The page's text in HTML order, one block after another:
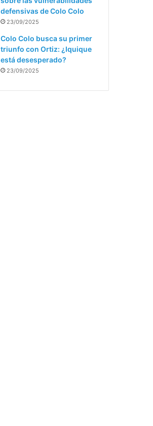
defensivas de Colo Colo
23/09/2025
Colo Colo busca su primer
triunfo con Ortiz: ¿Iquique
está desesperado?
23/09/2025